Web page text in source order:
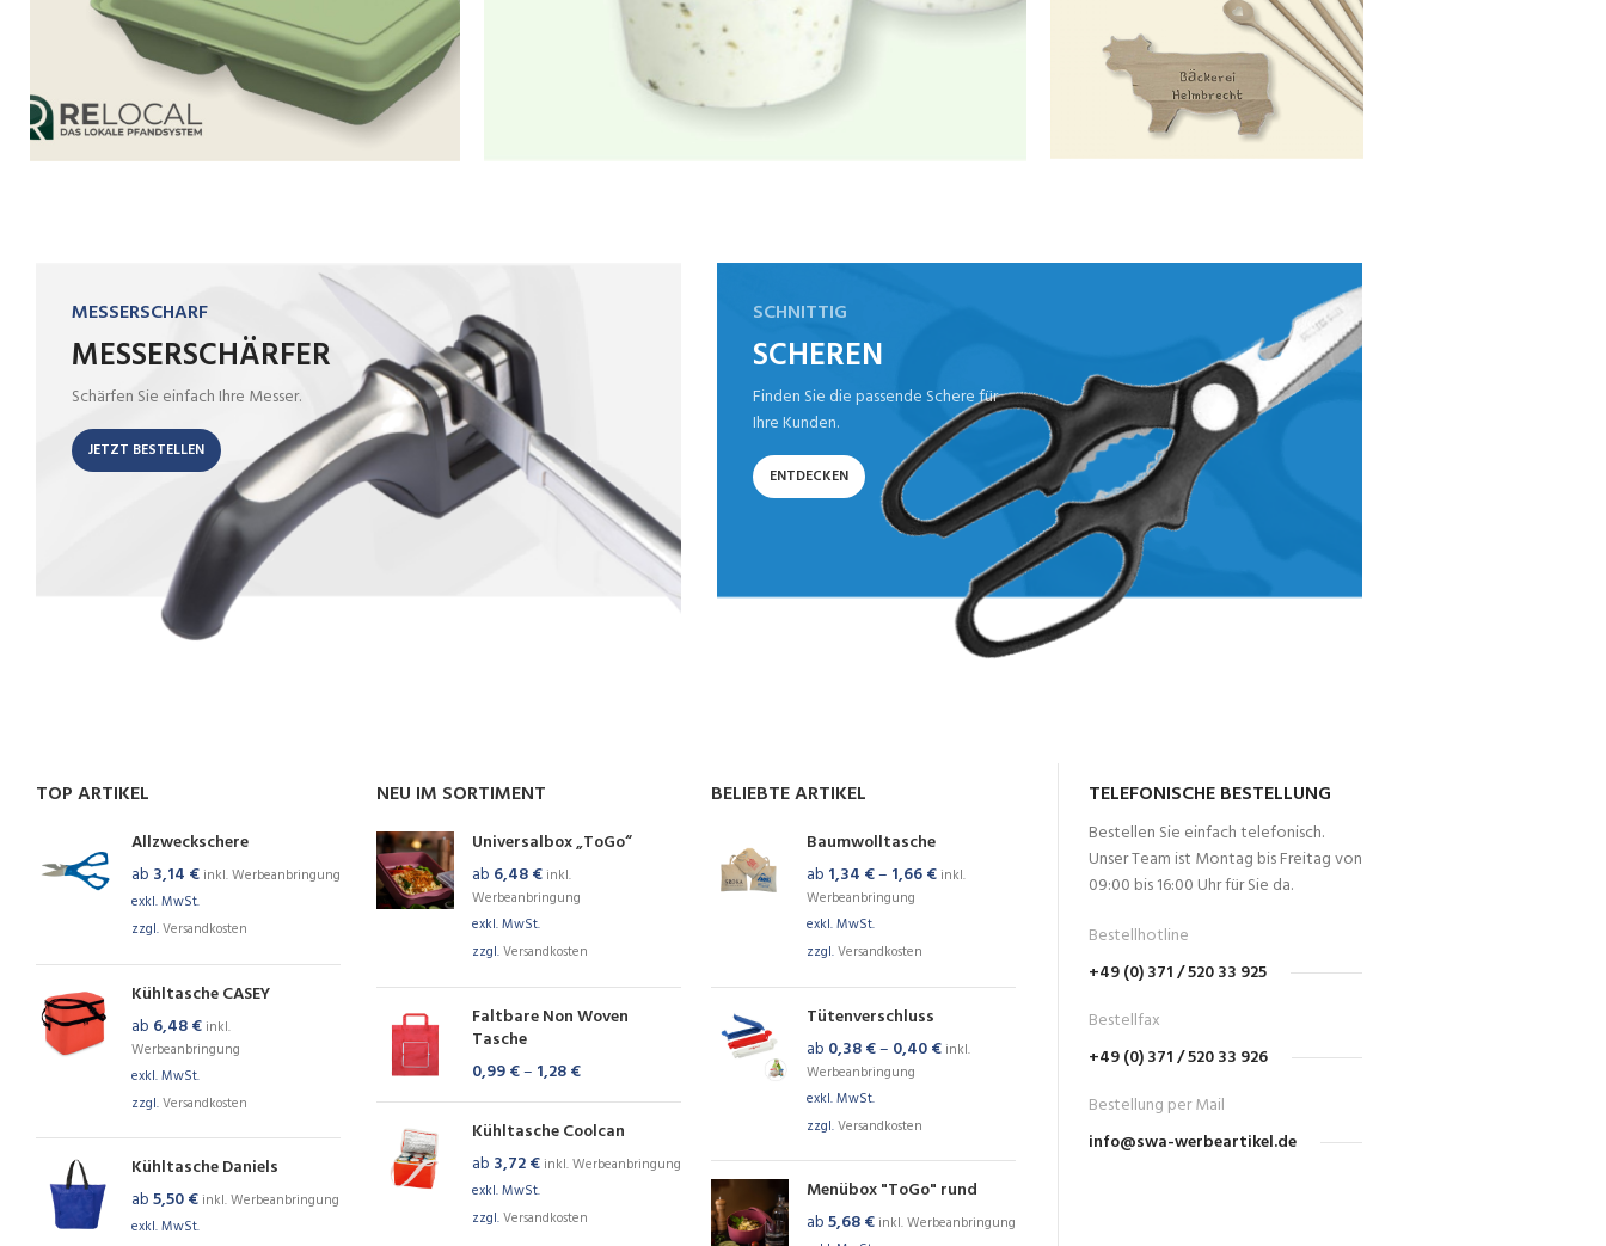
MESSERSCHARF
MESSERSCHÄRFER
Schärfen Sie einfach Ihre Messer.
JETZT BESTELLEN
SCHNITTIG
SCHEREN
Finden Sie die passende Schere für
Ihre Kunden.
ENTDECKEN
TOP ARTIKEL
Allzweckschere
ab 3,14 € inkl. Werbeanbringung
exkl. MwSt.
zzgl.Versandkosten
Kühltasche CASEY
ab 6,48€ inkl.
Werbeanbringung
exkl. MwSt.
zzgl.Versandkosten
Kühltasche Daniels
ab5,50€ inkl. Werbeanbringung
exkl. MwSt.
NEU IM SORTIMENT
Universalbox „ToGo“
ab 6,48€ inkl.
Werbeanbringung
exkl. MwSt.
zzgl.Versandkosten
Faltbare Non Woven
Tasche
0,99€– 1,28€
Kühltasche Coolcan
ab 3,72€ inkl. Werbeanbringung
exkl. MwSt.
zzgl.Versandkosten
BELIEBTE ARTIKEL
Baumwolltasche
ab 1,34 €– 1,66€ inkl.
Werbeanbringung
exkl. MwSt.
zzgl.Versandkosten
Tütenverschluss
ab 0,38€– 0,40€ inkl.
Werbeanbringung
exkl. MwSt.
zzgl.Versandkosten
Menübox "ToGo" rund
ab5,68€ inkl. Werbeanbringung
TELEFONISCHE BESTELLUNG
Bestellen Sie einfach telefonisch.
Unser Team ist Montag bis Freitag von
09:00 bis 16:00 Uhr für Sie da.
Bestellhotline
+49 (0) 371 / 520 33 925
Bestellfax
+49 (0) 371 / 520 33 926
Bestellung per Mail
info@swa-werbeartikel.de